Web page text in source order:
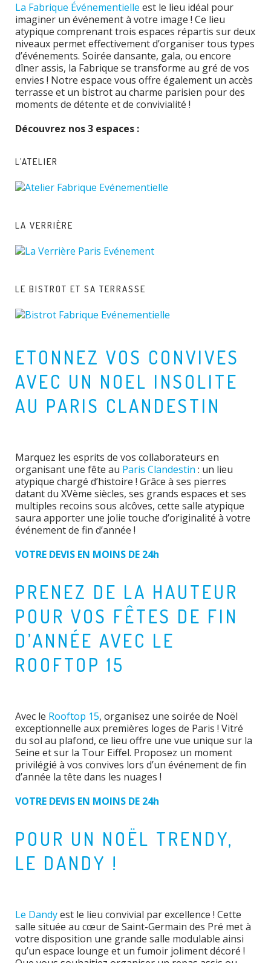
La Fabrique Événementielle est le lieu idéal pour
imaginer un événement à votre image ! Ce lieu
atypique comprenant trois espaces répartis sur deux
niveaux permet effectivement d’organiser tous types
d’événements. Soirée dansante, gala, ou encore
dîner assis, la Fabrique se transforme au gré de vos
envies ! Notre espace vous offre également un accès
terrasse et un bistrot au charme parisien pour des
moments de détente et de convivialité !
Découvrez nos 3 espaces :
L’ATELIER
LA VERRIÈRE
LE BISTROT ET SA TERRASSE
ETONNEZ VOS CONVIVES
AVEC UN NOEL INSOLITE
AU PARIS CLANDESTIN
Marquez les esprits de vos collaborateurs en
organisant une fête au Paris Clandestin : un lieu
atypique chargé d’histoire ! Grâce à ses pierres
datant du XVème siècles, ses grands espaces et ses
multiples recoins sous alcôves, cette salle atypique
saura apporter une jolie touche d’originalité à votre
événement de fin d’année !
VOTRE DEVIS EN MOINS DE 24h
PRENEZ DE LA HAUTEUR
POUR VOS FÊTES DE FIN
D’ANNÉE AVEC LE
ROOFTOP 15
Avec le Rooftop 15, organisez une soirée de Noël
exceptionnelle aux premières loges de Paris ! Vitré
du sol au plafond, ce lieu offre une vue unique sur la
Seine et sur la Tour Eiffel. Proposez un moment
privilégié à vos convives lors d’un événement de fin
d’année la tête dans les nuages !
VOTRE DEVIS EN MOINS DE 24h
POUR UN NOËL TRENDY,
LE DANDY !
Le Dandyest le lieu convivial par excellence ! Cette
salle située au cœur de Saint-Germain des Pré met à
votre disposition une grande salle modulable ainsi
qu’un espace lounge et un fumoir joliment décoré !